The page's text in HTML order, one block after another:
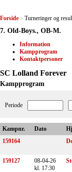
Forside > Turneringer og
7. Old-Boys., OB-M.
Information
Kampprogram
Kontaktpersoner
SC Lolland Forever
Kampprogram
Periode
Kampnr. Dato
159164
159127
08-04-26
kl. 17:30